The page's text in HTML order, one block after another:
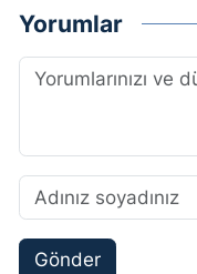
Yorumlar
Gönder